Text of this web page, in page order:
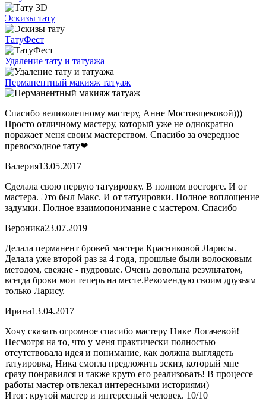
Эскизы тату
ТатуФест
Удаление тату и татуажа
Перманентный макияж татуаж
Спасибо великолепному мастеру, Анне Мостовщековой)))
Просто отличному мастеру, который уже не однократно
поражает меня своим мастерством. Спасибо за очередное
превосходное тату❤
Валерия13.05.2017
Сделала свою первую татуировку. В полном восторге. И от
мастера. Это был Макс. И от татуировки. Полное воплощение
задумки. Полное взаимопонимание с мастером. Спасибо
Вероника23.07.2019
Делала перманент бровей мастера Красниковой Ларисы.
Делала уже второй раз за 4 года, прошлые были волосковым
методом, свежие - пудровые. Очень довольна результатом,
всегда брови мои теперь на месте.Рекомендую своим друзьям
только Ларису.
Ирина13.04.2017
Хочу сказать огромное спасибо мастеру Нике Логачевой!
Несмотря на то, что у меня практически полностью
отсутствовала идея и понимание, как должна выглядеть
татуировка, Ника смогла предложить эскиз, который мне
сразу понравился и также круто его реализовать! В процессе
работы мастер отвлекал интересными историями)
Итог: крутой мастер и интересный человек. 10/10